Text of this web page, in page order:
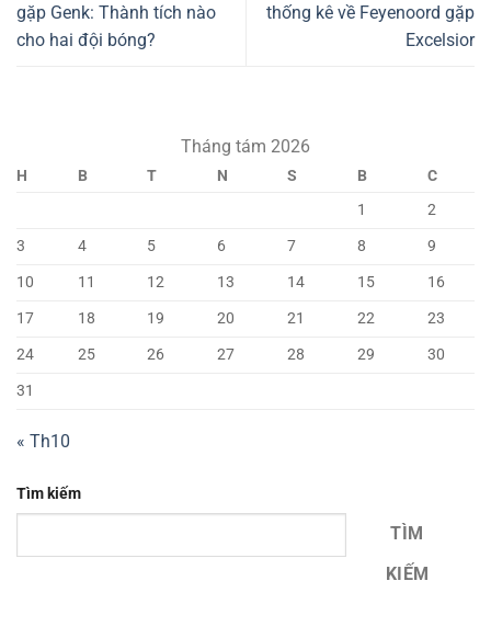
gặp Genk: Thành tích nào
cho hai đội bóng?
thống kê về Feyenoord gặp
Excelsior
Tháng tám 2026
H B T N S B
C
1
2
3
4 5 6 7 8
9
10
11 12 13 14 15
16
17
18 19 20 21 22
23
24
25 26 27 28 29
30
31
« Th10
Tìm kiếm
TÌM
KIẾM